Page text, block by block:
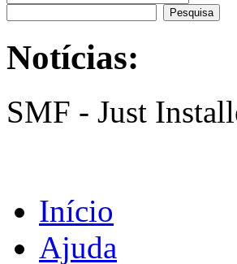
Notícias:
SMF - Just
Início
Ajuda